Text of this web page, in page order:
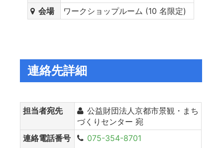
会場
ワークショップルーム (10 名限定)
連絡先詳細
担当者宛先
公益財団法人京都市景観・まち
づくりセンター 宛
連絡電話番号
075-354-8701